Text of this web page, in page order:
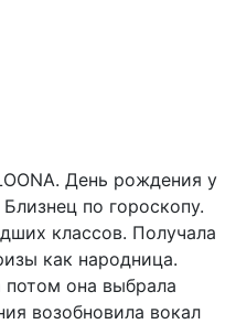
День рождения у
по гороскопу.
классов. Получала
как народница.
она выбрала
возобновила вокал